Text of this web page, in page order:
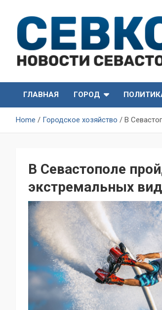
content
СевКор —
Севастополя
Севастополя
ГЛАВНАЯ
ГОРОД
Home Городское хозяйство В
В Севастополе
экстремальных